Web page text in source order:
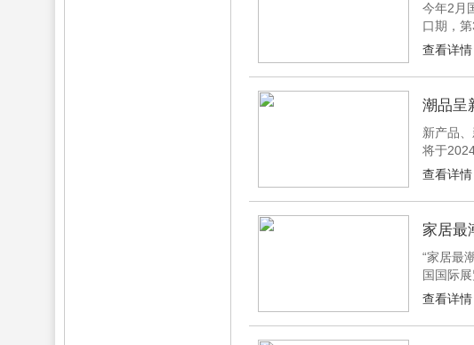
今年2月
口期，
•中国国
查看详
潮品呈
新产品
将于
品潮品
查看详
家居最
“家居最
国国际
类。为
查看详